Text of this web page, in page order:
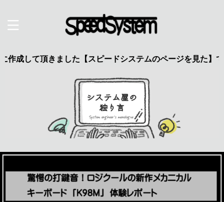
ました【スピードシステムのページを見た】で特典あり